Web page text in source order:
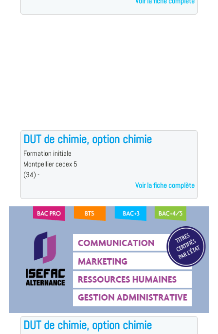
DUT de chimie, option chimie
Formation initiale
Montpellier cedex 5
(34) -
Voir la fiche complète
DUT de chimie, option chimie